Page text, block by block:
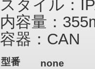
スタイル：
内容量：
容器：CAN
型番
none